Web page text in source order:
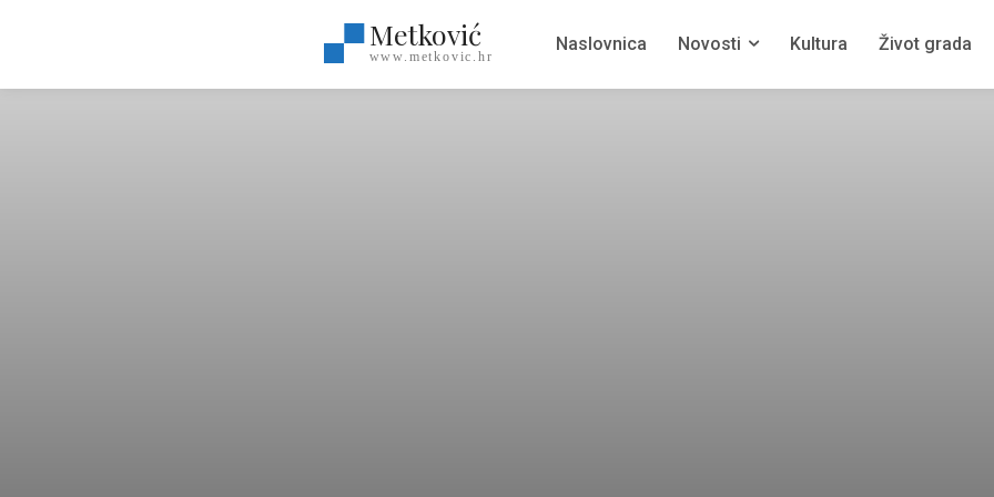
Metković
www.metkovic.hr
Naslovnica Novosti Kultura Život grada